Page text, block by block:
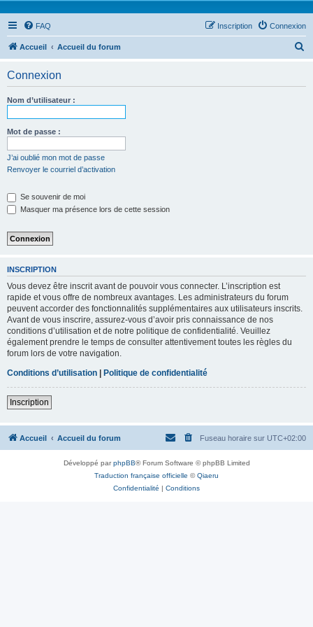
FAQ Connexion
Inscription
Accueil Accueil du forum
Connexion
Nom d’utilisateur :
Mot de passe :
J’ai oublié mon mot de passe
Renvoyer le courriel d’activation
Se souvenir de moi
Masquer ma présence lors de cette session
INSCRIPTION
Vous devez être inscrit avant de pouvoir vous connecter. L’inscription est
rapide et vous offre de nombreux avantages. Les administrateurs du forum
peuvent accorder des fonctionnalités supplémentaires aux utilisateurs inscrits.
Avant de vous inscrire, assurez-vous d’avoir pris connaissance de nos
conditions d’utilisation et de notre politique de confidentialité. Veuillez
également prendre le temps de consulter attentivement toutes les règles du
forum lors de votre navigation.
Conditions d’utilisation | Politique de confidentialité
Inscription
Accueil Accueil du forum Fuseau horaire sur UTC+02:00
Développé parphpBB® Forum Software © phpBB Limited
Traduction française officielle ©Qiaeru
Confidentialité | Conditions